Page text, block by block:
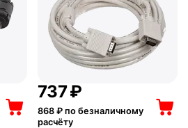
‍737‍₽
868₽ по безналичному
расчёту